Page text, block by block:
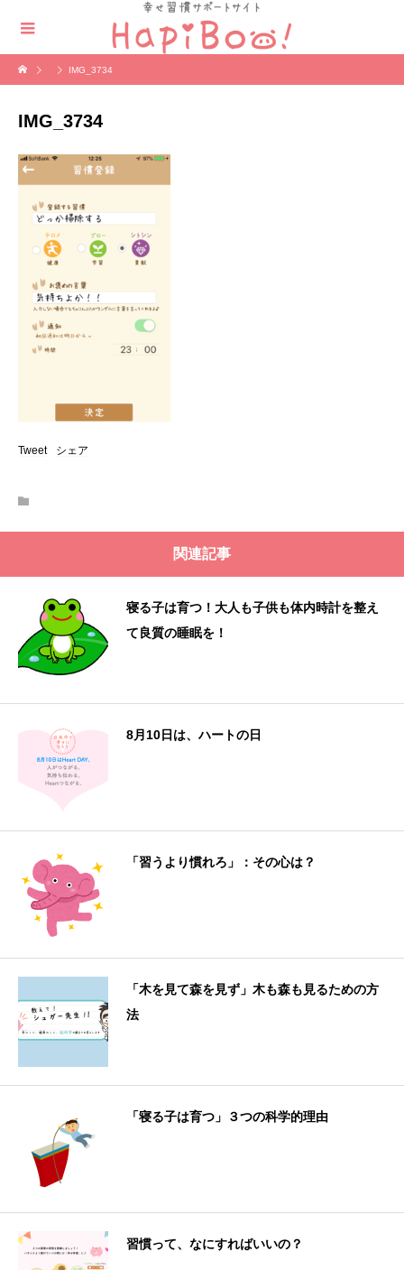
IMG_3734
IMG_3734
Tweet シェア
関連記事
寝る子は育つ！大人も子供も体内時計を整え
て良質の睡眠を！
8月10日は、ハートの日
「習うより慣れろ」：その心は？
「木を見て森を見ず」木も森も見るための方
法
「寝る子は育つ」３つの科学的理由
習慣って、なにすればいいの？